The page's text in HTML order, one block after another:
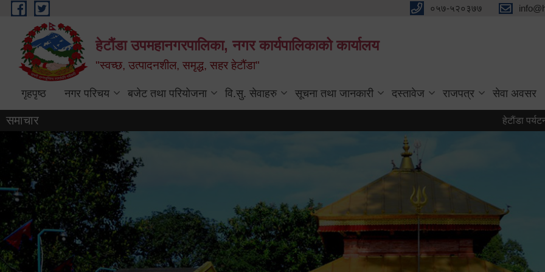
Skip to main content ०५७-५२०३७७
हेटौंडा उपमहानगरपालिका, नगर कार्यपालिकाको कार्यालय
"स्वच्छ, उत्पादनशील, समृद्ध, सहर हेटौंडा"
गृहपृष्ठ नगर परिचय बजेट तथा परियोजना वि.सु. सेवाहरु सूचना तथा जानकारी दस्तावेज राजपत्र सेवा अवसर
समाचार हेटौंडा पर्यटन वर्ष